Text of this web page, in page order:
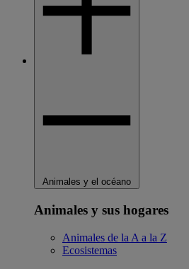
Animales y el océano
Animales y sus hogares
Animales de la A a la Z
Ecosistemas